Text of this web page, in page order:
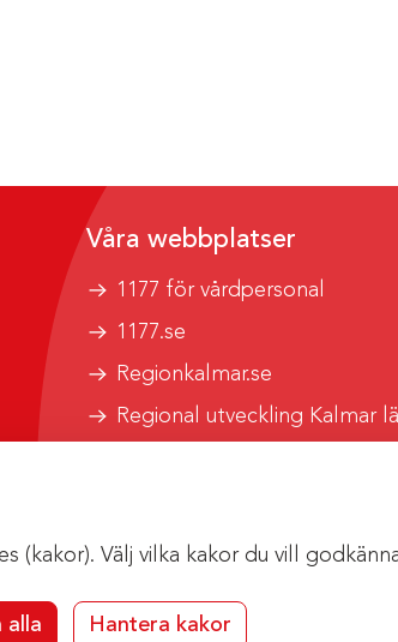
(kakor). Välj vilka kakor du vill
alla Hantera kakor
Våra webbplatser
1177 för vårdpersonal
1177.se
Regionkalmar.se
Regional utveckling Kalmar